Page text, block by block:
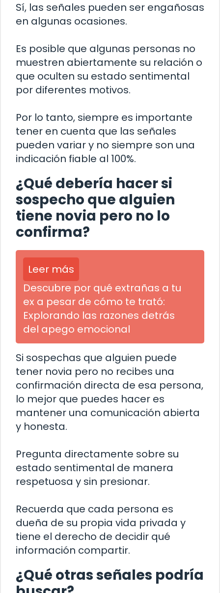
Sí, las señales pueden ser engañosas
en algunas ocasiones.
Es posible que algunas personas no
muestren abiertamente su relación o
que oculten su estado sentimental
por diferentes motivos.
Por lo tanto, siempre es importante
tener en cuenta que las señales
pueden variar y no siempre son una
indicación fiable al 100%.
¿Qué debería hacer si
sospecho que alguien
tiene novia pero no lo
confirma?
Leer más
Descubre por qué extrañas a tu
ex a pesar de cómo te trató:
Explorando las razones detrás
del apego emocional
Si sospechas que alguien puede
tener novia pero no recibes una
confirmación directa de esa persona,
lo mejor que puedes hacer es
mantener una comunicación abierta
y honesta.
Pregunta directamente sobre su
estado sentimental de manera
respetuosa y sin presionar.
Recuerda que cada persona es
dueña de su propia vida privada y
tiene el derecho de decidir qué
información compartir.
¿Qué otras señales podría